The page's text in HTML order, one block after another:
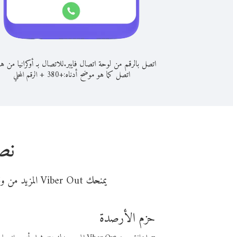
اتصل بالرقم من لوحة اتصال فايبر.للاتصال بـ أوكرانيا من
اتصل كما هو موضح أدناه:+
380
+الرقم المحلي
يمنحك Viber Out المزيد من وقت المكالمة مقابل تكلفة أقل من المال. اختر من أحد خيارات الاتصال المرنة ذات السعر المنخفض:
حزم الأرصدة